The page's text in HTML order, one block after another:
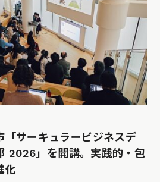
「サーキュラービジネスデ
2026」を開講。実践的・包
化